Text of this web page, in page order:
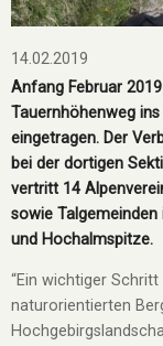
14.02.2019
Anfang Februar
Tauernhöhenweg
eingetragen. Der
bei der dortigen
vertritt 14
sowie
und Hochalmspitze.
“Ein wichtiger
naturorientierten